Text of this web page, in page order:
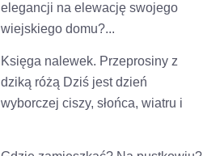
elegancji na elewację swojego
wiejskiego domu?...
Księga nalewek. Przeprosiny z
dziką różą Dziś jest dzień
wyborczej ciszy, słońca, wiatru i